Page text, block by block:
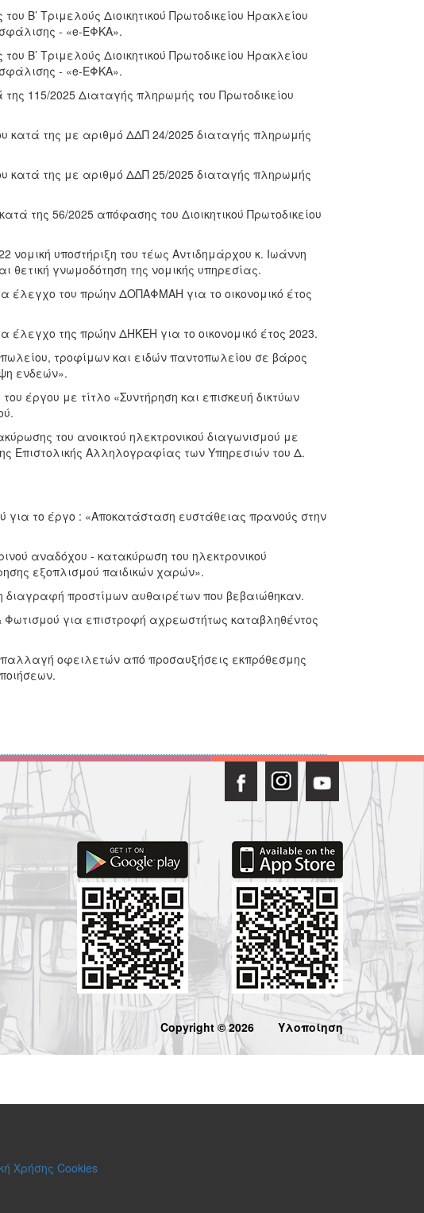
Β’ Τριμελούς Διοικητικού Πρωτοδικείου Ηρακλείου
- «e-ΕΦΚΑ».
Β’ Τριμελούς Διοικητικού Πρωτοδικείου Ηρακλείου
- «e-ΕΦΚΑ».
115/2025 Διαταγής πληρωμής του Πρωτοδικείου
κατά της με αριθμό ΔΔΠ 24/2025 διαταγής πληρωμής
κατά της με αριθμό ΔΔΠ 25/2025 διαταγής πληρωμής
της 56/2025 απόφασης του Διοικητικού Πρωτοδικείου
υποστήριξη του τέως Αντιδημάρχου κ. Ιωάννη
θετική γνωμοδότηση της νομικής υπηρεσίας.
έλεγχο του πρώην ΔΟΠΑΦΜΑΗ για το οικονομικό έτος
έλεγχο της πρώην ΔΗΚΕΗ για το οικονομικό έτος 2023.
τροφίμων και ειδών παντοπωλείου σε βάρος
ενδεών».
έργου με τίτλο «Συντήρηση και επισκευή δικτύων
του ανοικτού ηλεκτρονικού διαγωνισμού με
Επιστολικής Αλληλογραφίας των Υπηρεσιών του Δ.
για το έργο : «Αποκατάσταση ευστάθειας πρανούς στην
αναδόχου - κατακύρωση του ηλεκτρονικού
εξοπλισμού παιδικών χαρών».
προστίμων αυθαιρέτων που βεβαιώθηκαν.
για επιστροφή αχρεωστήτως καταβληθέντος
οφειλετών από προσαυξήσεις εκπρόθεσμης
Copyright © 2026 Υλοποίηση
Χρήσης Cookies